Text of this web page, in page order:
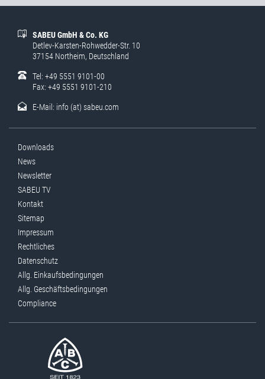
SABEU GmbH & Co. KG
Detlev-Karsten-Rohwedder-Str. 10
37154 Northeim, Deutschland
Tel: +49 5551 9101-00
Fax: +49 5551 9101-210
E-Mail: info (at) sabeu.com
Downloads
News
Newsletter
SABEU TV
Kontakt
Sitemap
Impressum
Rechtliches
Datenschutz
Allg. Einkaufsbedingungen
Allg. Geschäftsbedingungen
Compliance